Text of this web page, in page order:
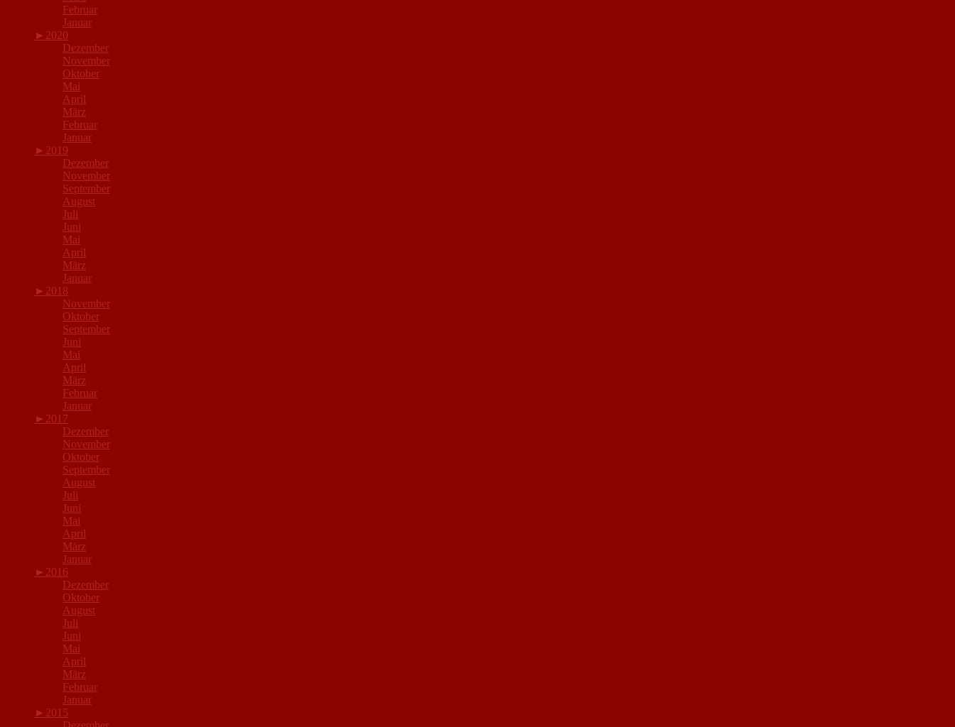
Februar
Januar
► 2020
Dezember
November
Oktober
Mai
April
März
Februar
Januar
► 2019
Dezember
November
September
August
Juli
Juni
Mai
April
März
Januar
► 2018
November
Oktober
September
Juni
Mai
April
März
Februar
Januar
► 2017
Dezember
November
Oktober
September
August
Juli
Juni
Mai
April
März
Januar
► 2016
Dezember
Oktober
August
Juli
Juni
Mai
April
März
Februar
Januar
► 2015